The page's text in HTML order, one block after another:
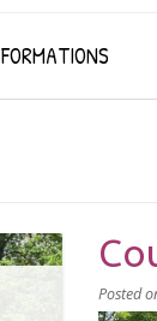
FORMATIONS
Posted